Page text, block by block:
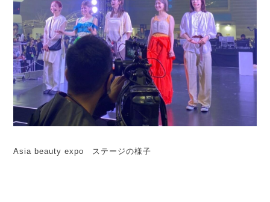
Asia beauty expo ステージの様子